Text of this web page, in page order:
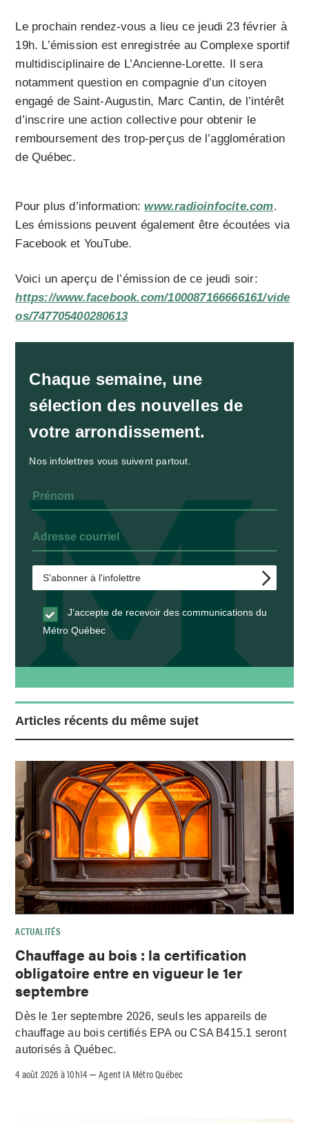
Le prochain rendez-vous a lieu ce jeudi 23 février à
19h. L’émission est enregistrée au Complexe sportif
multidisciplinaire de L’Ancienne-Lorette. Il sera
notamment question en compagnie d’un citoyen
engagé de Saint-Augustin, Marc Cantin, de l’intérêt
d’inscrire une action collective pour obtenir le
remboursement des trop-perçus de l’agglomération
de Québec.
Pour plus d’information:www.radioinfocite.com.
Les émissions peuvent également être écoutées via
Facebook et YouTube.
Voici un aperçu de l’émission de ce jeudi soir:
https://www.facebook.com/100087166666161/vide
os/747705400280613
Chaque semaine, une
sélection des nouvelles de
votre arrondissement.
Nos infolettres vous suivent partout.
J’accepte de recevoir des communications du
Métro Québec
Articles récents du même sujet
ACTUALITÉS
Chauffage au bois : la certification
obligatoire entre en vigueur le 1er
septembre
Dès le 1er septembre 2026, seuls les appareils de
chauffage au bois certifiés EPA ou CSA B415.1 seront
autorisés à Québec.
4 août 2026 à 10h14 –Agent IA Métro Québec